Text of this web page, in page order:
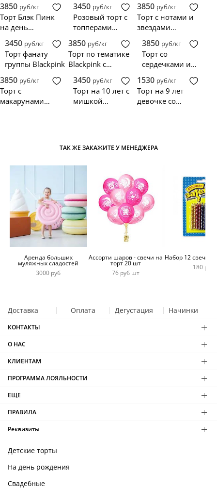
Blackpink
Blackpink
3850 руб/кг
Торт Блэк Пинк
на день
девочке
3450 руб/кг
Розовый торт с
топперами
3850 руб/кг
Торт с нотами и
звездами
3450 руб/кг
Торт фанату
группы Blackpink
3850 руб/кг
Торт по тематике
Blackpink с
3850 руб/кг
Торт со
сердечками и
Blackpink
3850 руб/кг
Торт с
макарунами
3450 руб/кг
Торт на 10 лет с
мишкой
1530 руб/кг
Торт на 9 лет
девочке со
ТАК ЖЕ ЗАКАЖИТЕ У МЕНЕДЖЕРА
Аренда больших
муляжных сладостей
3000 руб
Ассорти шаров - свечи на
торт 20 шт
76 руб шт
Набор 12 свечей
180 руб
Доставка Оплата Дегустация Начинки
КОНТАКТЫ
О НАС
КЛИЕНТАМ
ПРОГРАММА ЛОЯЛЬНОСТИ
ЕЩЕ
ПРАВИЛА
Реквизиты
Детские торты
На день рождения
Свадебные